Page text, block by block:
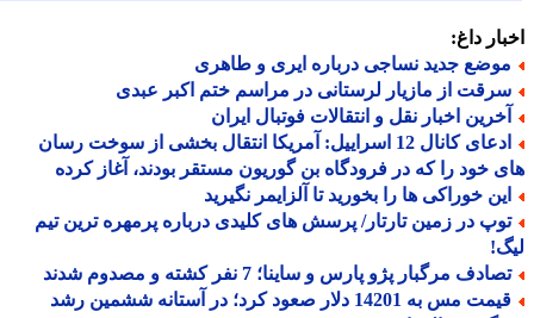
داغ:
جدید نساجی درباره ایری و طاهری
از مازیار لرستانی در مراسم ختم اکبر عبدی
اخبار نقل و انتقالات فوتبال ایران
ادعای کانال 12 اسراییل: آمریکا انتقال بخشی از سوخت رسان
خود را که در فرودگاه بن گوریون مستقر بودند، آغاز کرده
خوراکی ها را بخورید تا آلزایمر نگیرید
در زمین تارتار/ پرسش های کلیدی درباره پرمهره ترین تیم
مرگبار پژو پارس و ساینا؛ 7 نفر کشته و مصدوم شدند
قیمت مس به 14201 دلار صعود کرد؛ در آستانه ششمین رشد